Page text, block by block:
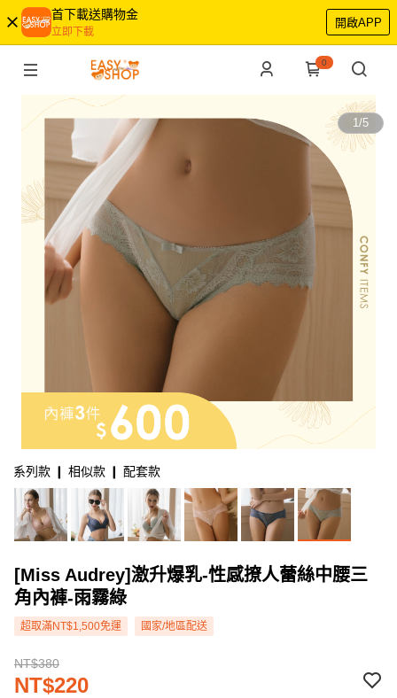
首下載送購物金
立即下載
開啟APP
0
1/5
系列款 ❙ 相似款 ❙ 配套款
[Miss Audrey]激升爆乳-性感撩人蕾絲中腰三
角內褲-雨霧綠
超取滿NT$1,500免運 國家/地區配送
NT$380
NT$220